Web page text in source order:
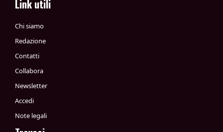
Link utili
Chi siamo
Redazione
Contatti
Collabora
Newsletter
Accedi
Note legali